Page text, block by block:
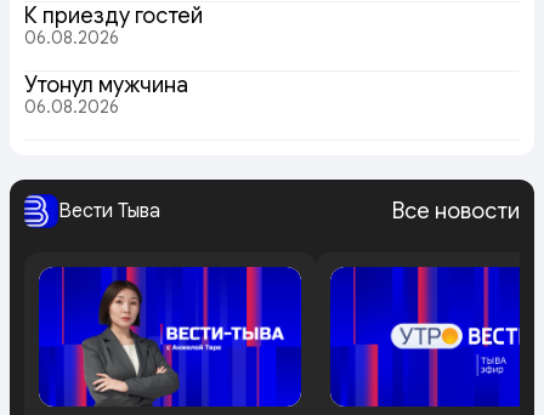
К приезду гостей
06.08.2026
Утонул мужчина
06.08.2026
Вести Тыва Все новости